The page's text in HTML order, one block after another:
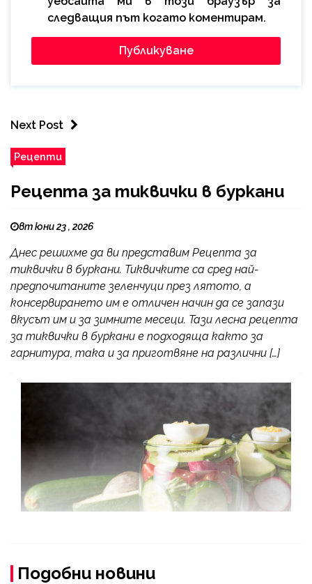
следващия път когато коментирам.
Next Post
Рецепти
Рецепта за тиквички в буркани
вт юни 23 , 2026
Днес решихме да ви представим Рецепта за
тиквички в буркани. Тиквичките са сред най-
предпочитаните зеленчуци през лятото, а
консервирането им е отличен начин да се запази
вкусът им и за зимните месеци. Тази лесна рецепта
за тиквички в буркани е подходяща както за
гарнитура, така и за приготвяне на различни […]
Подобни новини